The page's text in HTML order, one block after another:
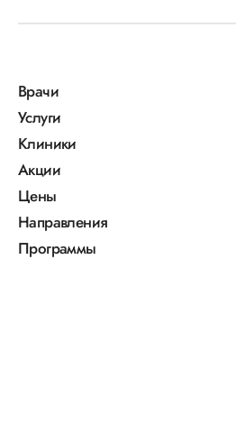
Врачи
Услуги
Клиники
Акции
Цены
Направления
Программы